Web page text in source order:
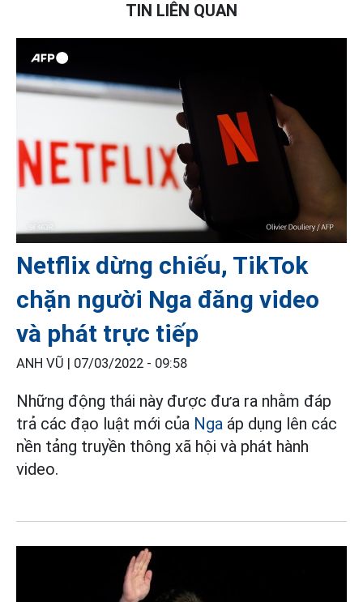
TIN LIÊN QUAN
Netflix dừng chiếu, TikTok
chặn người Nga đăng video
và phát trực tiếp
ANH VŨ | 07/03/2022 - 09:58
Những động thái này được đưa ra nhằm đáp
trả các đạo luật mới của Nga áp dụng lên các
nền tảng truyền thông xã hội và phát hành
video.